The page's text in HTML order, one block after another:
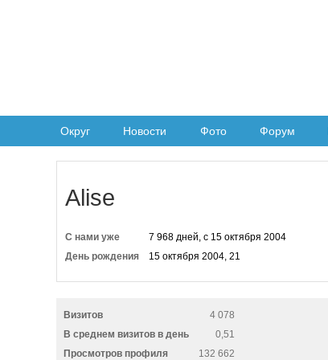
Округ Новости Фото Форум
Alise
С нами уже
7 968 дней, с 15 октября 2004
День рождения
15 октября 2004, 21
Визитов
4 078
В среднем визитов в день
0,51
Просмотров профиля
132 662